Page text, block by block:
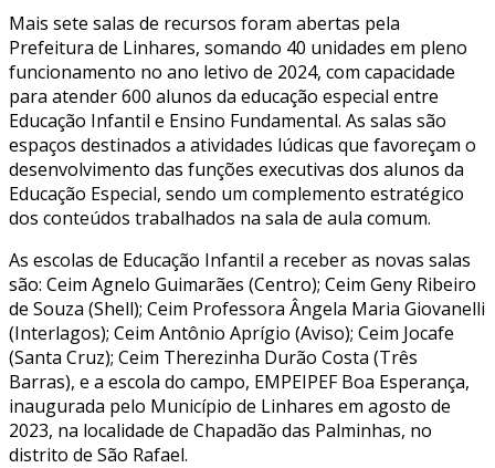
Mais sete salas de recursos foram abertas pela
Prefeitura de Linhares, somando 40 unidades em pleno
funcionamento no ano letivo de 2024, com capacidade
para atender 600 alunos da educação especial entre
Educação Infantil e Ensino Fundamental. As salas são
espaços destinados a atividades lúdicas que favoreçam o
desenvolvimento das funções executivas dos alunos da
Educação Especial, sendo um complemento estratégico
dos conteúdos trabalhados na sala de aula comum.
As escolas de Educação Infantil a receber as novas salas
são: Ceim Agnelo Guimarães (Centro); Ceim Geny Ribeiro
de Souza (Shell); Ceim Professora Ângela Maria Giovanelli
(Interlagos); Ceim Antônio Aprígio (Aviso); Ceim Jocafe
(Santa Cruz); Ceim Therezinha Durão Costa (Três
Barras), e a escola do campo, EMPEIPEF Boa Esperança,
inaugurada pelo Município de Linhares em agosto de
2023, na localidade de Chapadão das Palminhas, no
distrito de São Rafael.